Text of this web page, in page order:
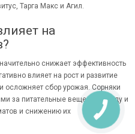
Тарга Макс и Агил.
на
снижает эффективность
влияет на рост и развитие
осложняет сбор урожая. Сорняки
за питательные вещества, воду и
и снижению их